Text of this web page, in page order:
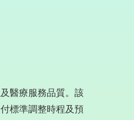
醫療服務品質。該
標準調整時程及預